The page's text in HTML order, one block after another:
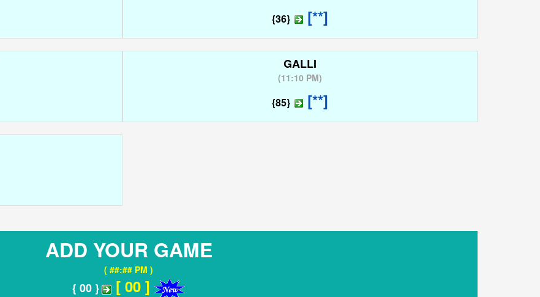
{36} [**]
GALLI
(11:10 PM)
{85} [**]
ADD YOUR GAME
( ##:## PM )
{ 00 } [ 00 ]